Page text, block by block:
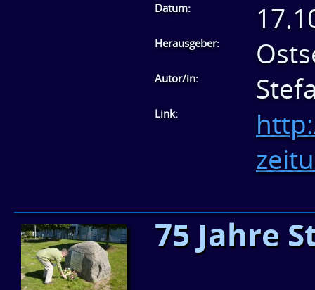
Datum:
Herausgeber:
Autor/in:
Link:
75 Jahre